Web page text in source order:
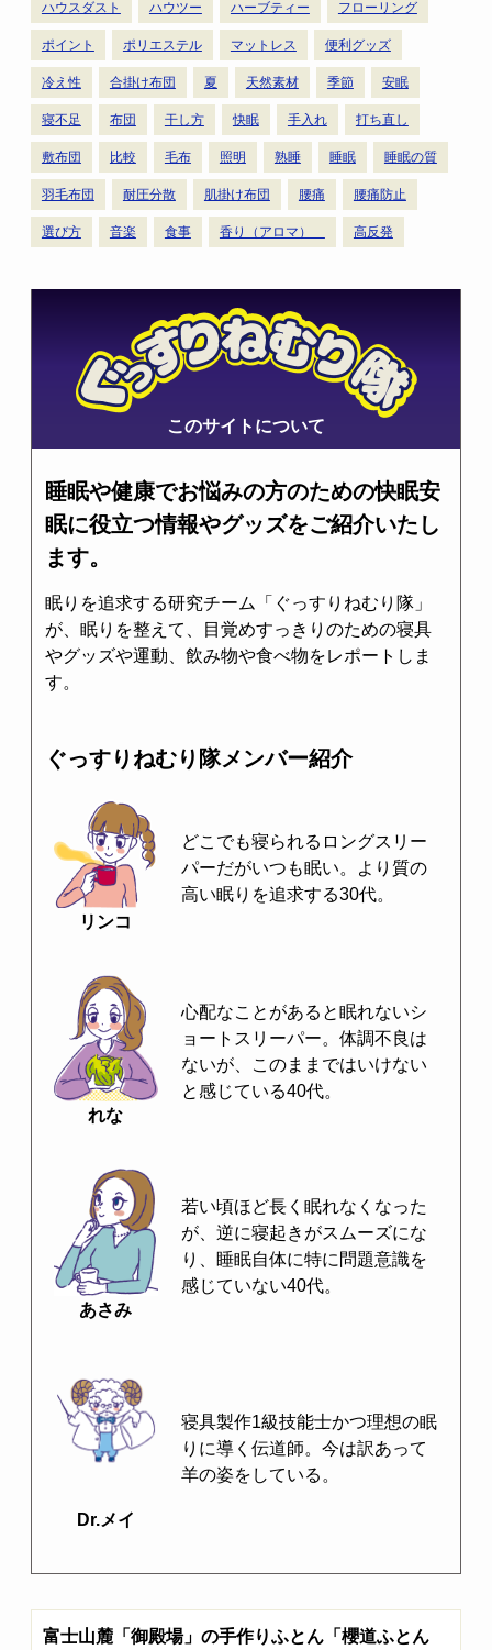
ハウスダスト ハウツー ハーブティー フローリング
ポイント ポリエステル マットレス 便利グッズ
冷え性 合掛け布団 夏 天然素材 季節 安眠
寝不足 布団 干し方 快眠 手入れ 打ち直し
敷布団 比較 毛布 照明 熟睡 睡眠 睡眠の質
羽毛布団 耐圧分散 肌掛け布団 腰痛 腰痛防止
選び方 音楽 食事 香り（アロマ） 高反発
このサイトについて
睡眠や健康でお悩みの方のための快眠安
眠に役立つ情報やグッズをご紹介いたし
ます。
眠りを追求する研究チーム「ぐっすりねむり隊」
が、眠りを整えて、目覚めすっきりのための寝具
やグッズや運動、飲み物や食べ物をレポートしま
す。
ぐっすりねむり隊メンバー紹介
リンコ
どこでも寝られるロングスリー
パーだがいつも眠い。より質の
高い眠りを追求する30代。
れな
心配なことがあると眠れないシ
ョートスリーパー。体調不良は
ないが、このままではいけない
と感じている40代。
あさみ
若い頃ほど長く眠れなくなった
が、逆に寝起きがスムーズにな
り、睡眠自体に特に問題意識を
感じていない40代。
Dr.メイ
寝具製作1級技能士かつ理想の眠
りに導く伝道師。今は訳あって
羊の姿をしている。
富士山麓「御殿場」の手作りふとん「櫻道ふとん